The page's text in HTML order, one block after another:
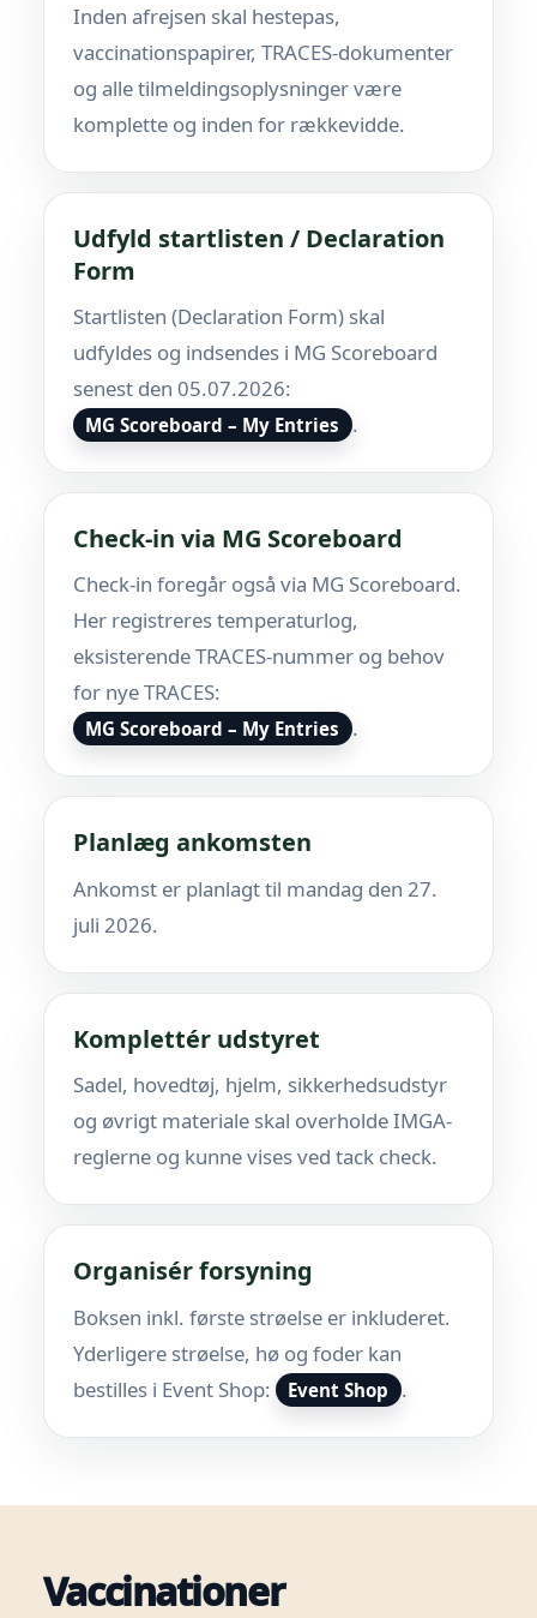
Inden afrejsen skal hestepas,
vaccinationspapirer, TRACES-dokumenter
og alle tilmeldingsoplysninger være
komplette og inden for rækkevidde.
Udfyld startlisten / Declaration
Form
Startlisten (Declaration Form) skal
udfyldes og indsendes i MG Scoreboard
senest den 05.07.2026:
MG Scoreboard – My Entries .
Check-in via MG Scoreboard
Check-in foregår også via MG Scoreboard.
Her registreres temperaturlog,
eksisterende TRACES-nummer og behov
for nye TRACES:
MG Scoreboard – My Entries .
Planlæg ankomsten
Ankomst er planlagt til mandag den 27.
juli 2026.
Komplettér udstyret
Sadel, hovedtøj, hjelm, sikkerhedsudstyr
og øvrigt materiale skal overholde IMGA-
reglerne og kunne vises ved tack check.
Organisér forsyning
Boksen inkl. første strøelse er inkluderet.
Yderligere strøelse, hø og foder kan
bestilles i Event Shop:
Event Shop .
Vaccinationer